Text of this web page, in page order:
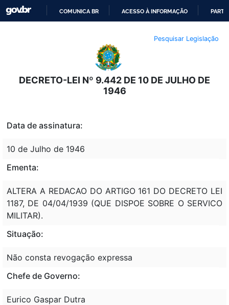
O
CONTEÚDO
COMUNICA BR ACESSO À INFORMAÇÃO
Pesquisar Legislação
DECRETO-LEI Nº 9.442 DE 10 DE JULHO DE
1946
Data de assinatura:
10 de Julho de 1946
Ementa:
ALTERA A REDACAO DO ARTIGO 161 DO DECRETO LEI
1187, DE 04/04/1939 (QUE DISPOE SOBRE O SERVICO
MILITAR).
Situação:
Não consta revogação expressa
Chefe de Governo:
Eurico Gaspar Dutra